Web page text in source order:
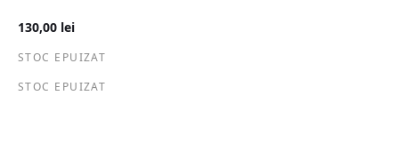
130,00 lei
STOC EPUIZAT
STOC EPUIZAT